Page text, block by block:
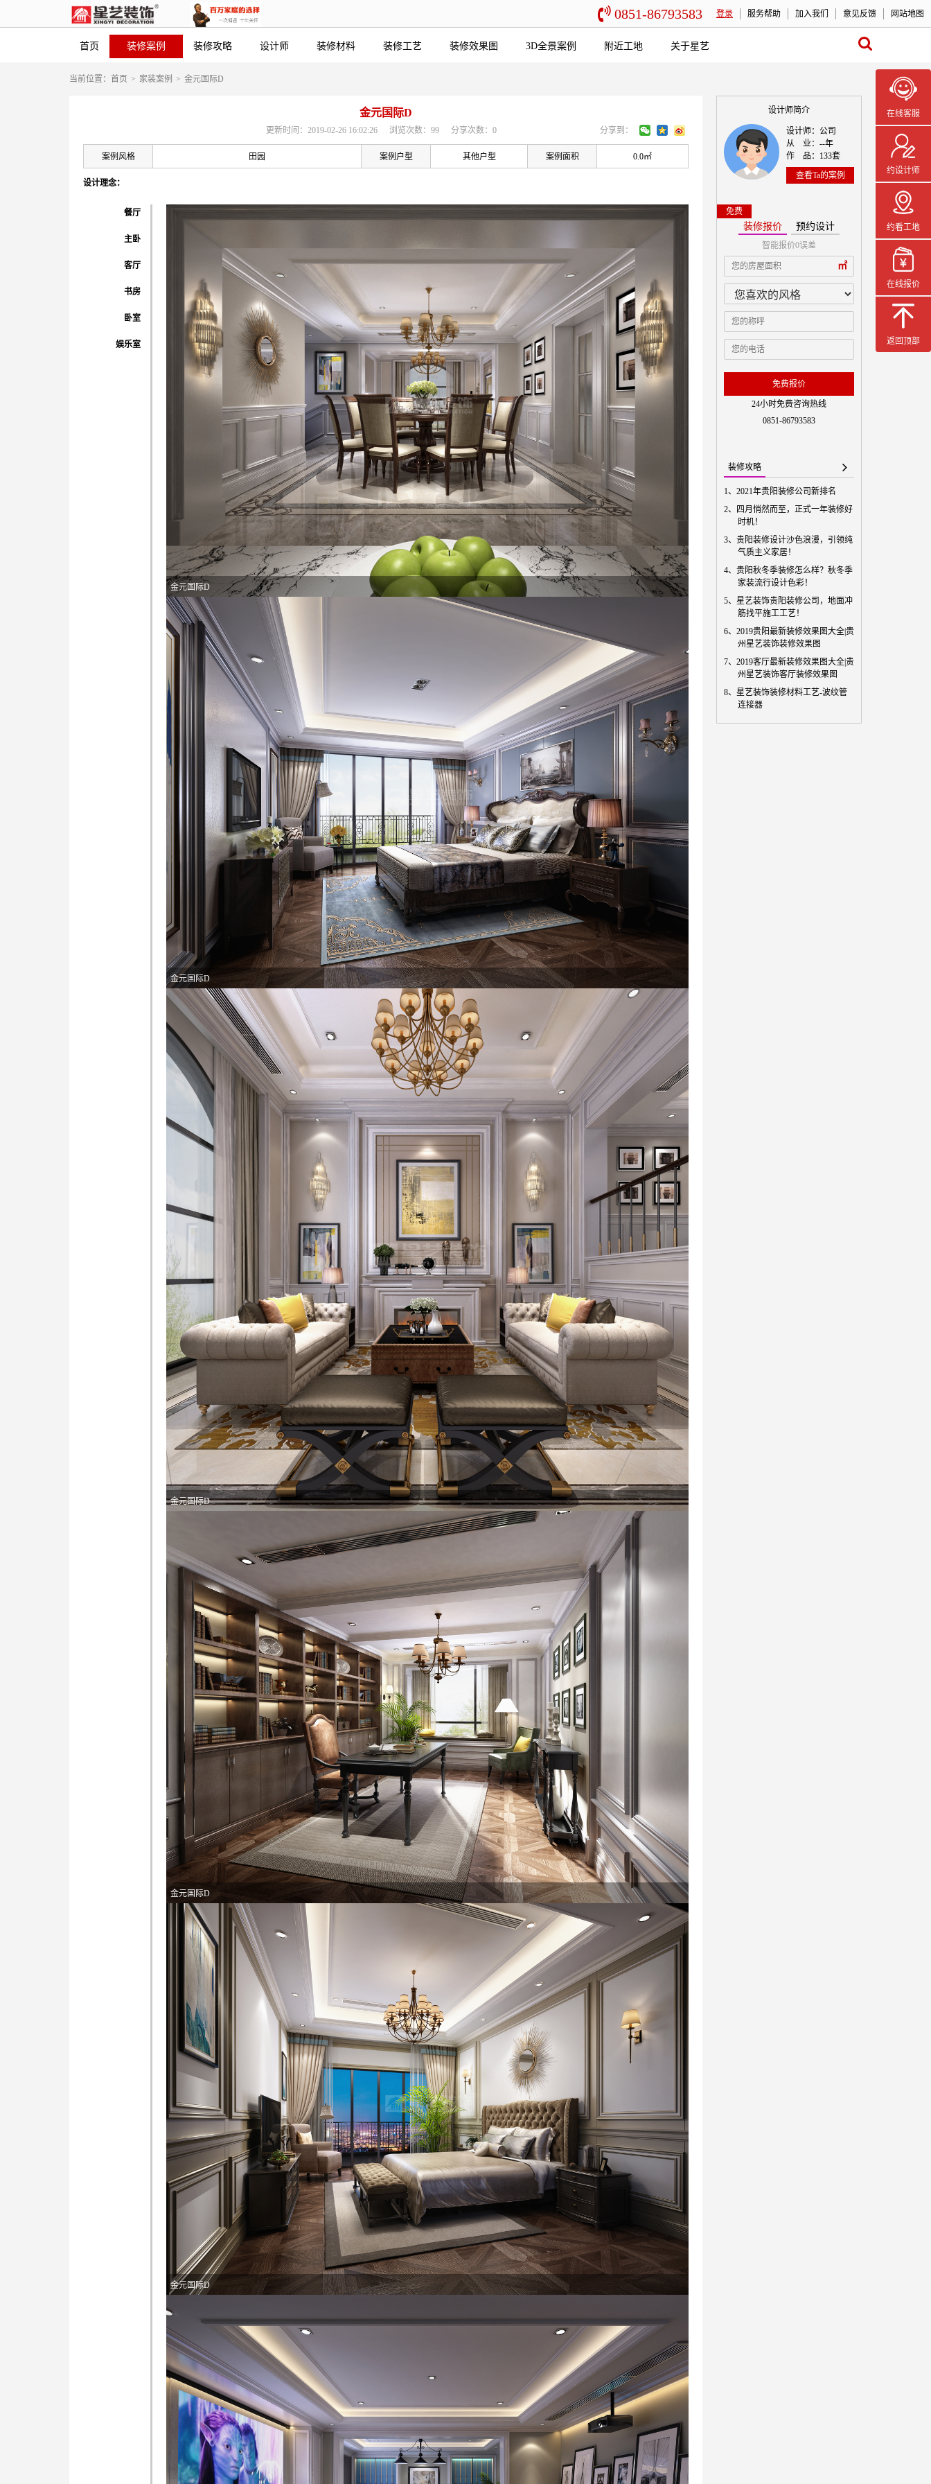
0851-86793583 登录 服务帮助 加入我们 意见反馈 网站地图
首页 装修案例 装修攻略 设计师 装修材料 装修工艺 装修效果图 3D全景案例 附近工地 关于星艺
在线客服
约设计师
约看工地
在线报价
返回顶部
当前位置： 首页 > 家装案例 > 金元国际D
金元国际D
更新时间：2019-02-26 16:02:26 浏览次数：99 分享次数：0 分享到：
案例风格 田园 案例户型 其他户型 案例面积 0.0㎡
设计理念：
餐厅
主卧
客厅
书房
卧室
娱乐室
金元国际D
金元国际D
金元国际D
金元国际D
金元国际D
设计师简介
设计师：公司
从 业：--年
作 品：133套
查看Ta的案例
免费
装修报价 预约设计
智能报价0误差
㎡
免费报价
本案设计师
免费预
24小时免费咨询热线
0851-86793583
装修攻略
1、 2021年贵阳装修公司新排名
2、
四月悄然而至，正式一年装修好
时机！
3、 贵阳装修设计沙色浪漫，引领纯
气质主义家居！
4、 贵阳秋冬季装修怎么样？秋冬季
家装流行设计色彩！
5、 星艺装饰贵阳装修公司，地面冲
筋找平施工工艺！
6、 2019贵阳最新装修效果图大全|贵
州星艺装饰装修效果图
7、 2019客厅最新装修效果图大全|贵
州星艺装饰客厅装修效果图
8、 星艺装饰装修材料工艺-波纹管
连接器